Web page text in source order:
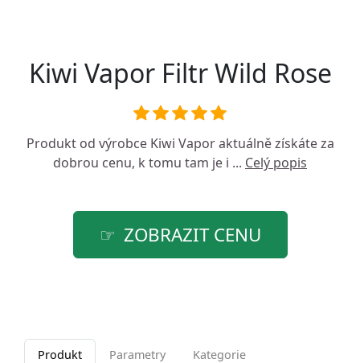
Kiwi Vapor Filtr Wild Rose
Produkt od výrobce Kiwi Vaporaktuálně získáte za
dobrou cenu, k tomu tam je i ... Celý popis
ZOBRAZIT CENU
Produkt Parametry Kategorie